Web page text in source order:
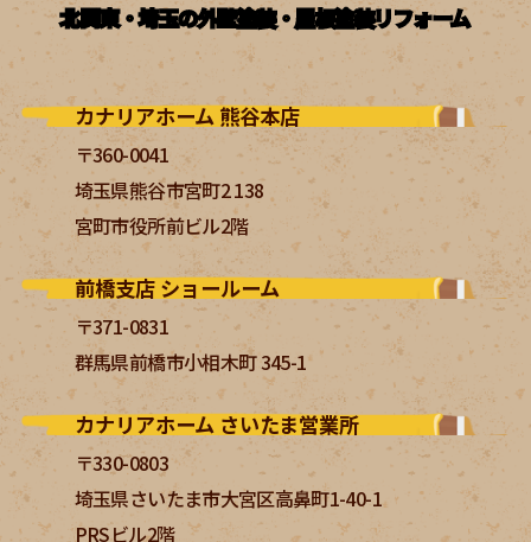
北関東・埼玉の外壁塗装・屋根塗装リフォーム
カナリアホーム 熊谷本店
〒360-0041
埼玉県熊谷市宮町2 138
宮町市役所前ビル2階
前橋支店 ショールーム
〒371-0831
群馬県前橋市小相木町 345-1
カナリアホーム さいたま営業所
〒330-0803
埼玉県さいたま市大宮区高鼻町1-40-1
PRSビル2階